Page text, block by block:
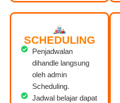
SCHEDULING
Penjadwalan
dihandle langsung
oleh admin
Scheduling.
Jadwal belajar dapat